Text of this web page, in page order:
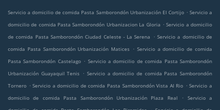
Servicio a domicilio de comida Pasta Samborondón Urbanización El Cortijo . Servicio a
domicilio de comida Pasta Samborondón Urbanizacion La Gloria . Servicio a domicilio
de comida Pasta Samborondón Ciudad Celeste - La Serena
. Servicio a domicilio de
comida Pasta Samborondón Urbanización Matices . Servicio a domicilio de comida
Pasta Samborondón Castelago . Servicio a domicilio de comida Pasta Samborondón
Urbanización Guayaquil Tenis . Servicio a domicilio de comida Pasta Samborondón
Tornero . Servicio a domicilio de comida Pasta Samborondón Vista Al Rio . Servicio a
domicilio de comida Pasta Samborondón Urbanización Plaza Real
.
Servicio a